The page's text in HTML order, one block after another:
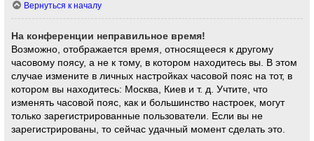
Вернуться к началу
На конференции неправильное время!
Возможно, отображается время, относящееся к другому
часовому поясу, а не к тому, в котором находитесь вы. В этом
случае измените в личных настройках часовой пояс на тот, в
котором вы находитесь: Москва, Киев и т. д. Учтите, что
изменять часовой пояс, как и большинство настроек, могут
только зарегистрированные пользователи. Если вы не
зарегистрированы, то сейчас удачный момент сделать это.